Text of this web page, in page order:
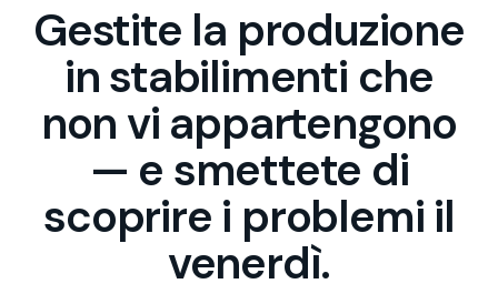
Gestite la produzione
in stabilimenti che
non vi appartengono
— e smettete di
scoprire i problemi il
venerdì.